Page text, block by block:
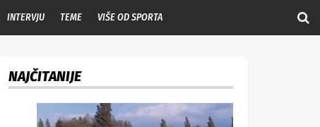
INTERVJU TEME VIŠE OD SPORTA
NAJČITANIJE